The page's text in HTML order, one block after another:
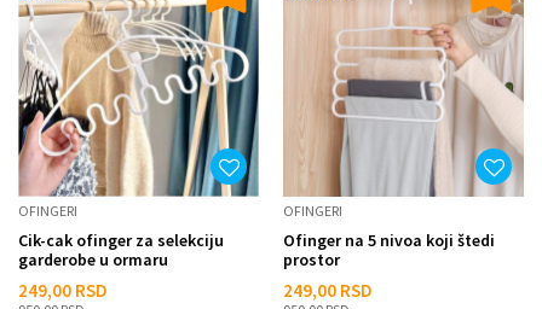
OFINGERI
Cik-cak ofinger za selekciju
garderobe u ormaru
249,00 RSD
OFINGERI
Ofinger na 5 nivoa koji štedi
prostor
249,00 RSD